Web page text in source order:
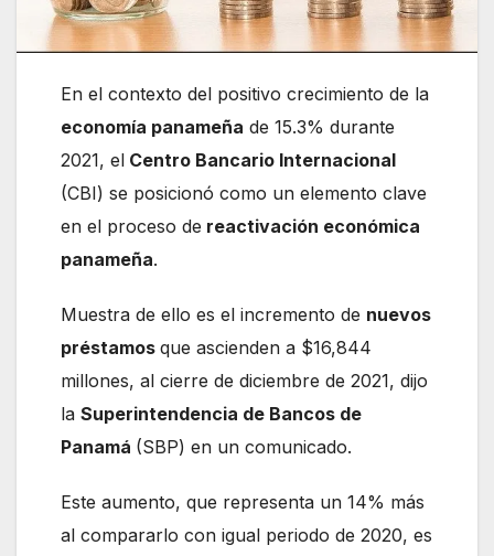
En el contexto del positivo crecimiento de la
economía panameña de 15.3% durante
2021, el Centro Bancario Internacional
(CBI) se posicionó como un elemento clave
en el proceso de reactivación económica
panameña.
Muestra de ello es el incremento de nuevos
préstamos que ascienden a $16,844
millones, al cierre de diciembre de 2021, dijo
la Superintendencia de Bancos de
Panamá (SBP) en un comunicado.
Este aumento, que representa un 14% más
al compararlo con igual periodo de 2020, es